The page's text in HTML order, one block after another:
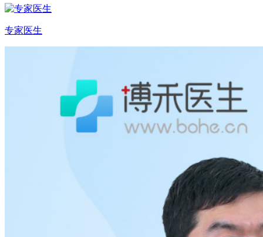
专家医生